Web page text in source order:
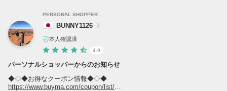
PERSONAL SHOPPER
BUNNY1126
本人確認済
4.9
パーソナルショッパーからのお知らせ
◆◇◆お得なクーポン情報◆◇◆
https://www.buyma.com/coupon/list/